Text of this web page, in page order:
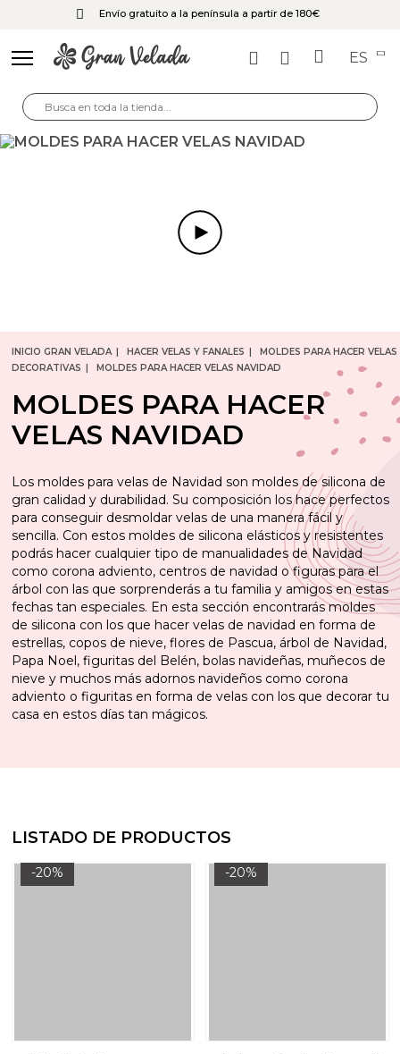
Envío gratuito a la península a partir de 180€
ES
INICIO GRAN VELADA HACER VELAS Y FANALES
MOLDES PARA HACER VELAS
DECORATIVAS
MOLDES PARA HACER VELAS NAVIDAD
MOLDES PARA HACER
VELAS NAVIDAD
Los moldes para velas de Navidad son moldes de silicona de
gran calidad y durabilidad. Su composición los hace perfectos
para conseguir desmoldar velas de una manera fácil y
sencilla. Con estos moldes de silicona elásticos y resistentes
podrás hacer cualquier tipo de manualidades de Navidad
como corona adviento, centros de navidad o figuras para el
árbol con las que sorprenderás a tu familia y amigos en estas
fechas tan especiales. En esta sección encontrarás moldes
de silicona con los que hacer velas de navidad en forma de
estrellas, copos de nieve, flores de Pascua, árbol de Navidad,
Papa Noel, figuritas del Belén, bolas navideñas, muñecos de
nieve y muchos más adornos navideños como corona
adviento o figuritas en forma de velas con los que decorar tu
casa en estos días tan mágicos.
LISTADO DE PRODUCTOS
-20% -20%